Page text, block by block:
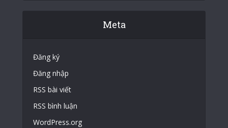
Meta
Đăng ký
Đăng nhập
RSS bài viết
RSS bình luận
WordPress.org